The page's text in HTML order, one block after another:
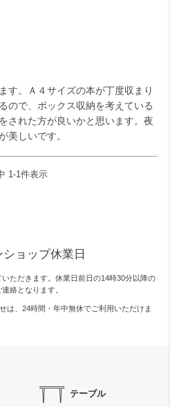
す。Ａ４サイズの本が丁度収まり
ので、ボックス収納を考えている
された方が良いかと思います。夜
美しいです。
1-1件表示
ョップ休業日
ただきます。休業日前日の14時30分以降の
絡となります。
は、 24時間・年中無休でご利用いただけま
テーブル